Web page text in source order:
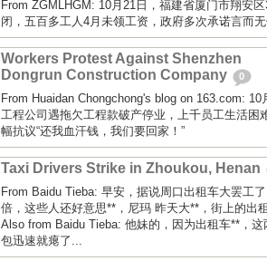
From ZGMLHGM: 10月21日，福建省厦门市翔安
闭，五百多工人4月未领工资，政府多次承诺言而
Workers Protest Against Shenzhen
Dongrun Construction Company
0
From Huaidan Chongchong's blog on 163.com:
工程公司遇拖欠工程款破产停业，上千员工生活困
幅抗议“还我血汗钱，我们要回家！”
Taxi Drivers Strike in Zhoukou, Henan
From Baidu Tieba: 早安，据说周口出租车大罢工
倍，这些人还好意思**，尼玛 昨天大**，街上的出
Also from Baidu Tieba: 他妹的，因为出租车**，
包迅速就瘪了...